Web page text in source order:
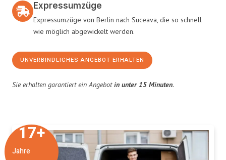
Jahre
17+
Expressumzüge
Expressumzüge von Berlin nach Suceava, die so schnell
wie möglich abgewickelt werden.
UNVERBINDLICHES ANGEBOT ERHALTEN
Sie erhalten garantiert ein Angebotin unter 15 Minuten.